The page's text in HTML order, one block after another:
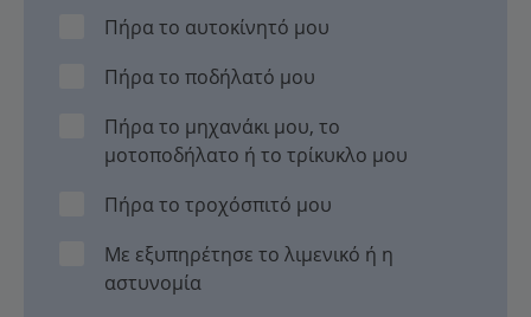
Πήρα το αυτοκίνητό μου
Πήρα το ποδήλατό μου
Πήρα το μηχανάκι μου, το
μοτοποδήλατο ή το τρίκυκλο μου
Πήρα το τροχόσπιτό μου
Με εξυπηρέτησε το λιμενικό ή η
αστυνομία